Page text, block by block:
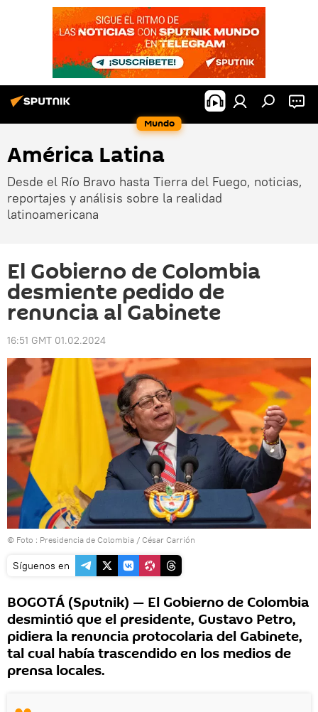
Mundo
América Latina
Desde el Río Bravo hasta Tierra del Fuego, noticias,
reportajes y análisis sobre la realidad
latinoamericana
El Gobierno de Colombia
desmiente pedido de
renuncia al Gabinete
16:51 GMT 01.02.2024
© Foto : Presidencia de Colombia / César Carrión
Síguenos en
BOGOTÁ (Sputnik) — El Gobierno de Colombia
desmintió que el presidente, Gustavo Petro,
pidiera la renuncia protocolaria del Gabinete,
tal cual había trascendido en los medios de
prensa locales.